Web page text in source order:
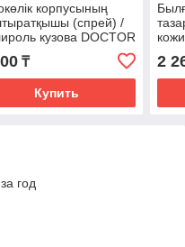
корпусының
(спрей) /
кузова DOCTOR
DW8206 (спрей)
₸
Купить
2
год